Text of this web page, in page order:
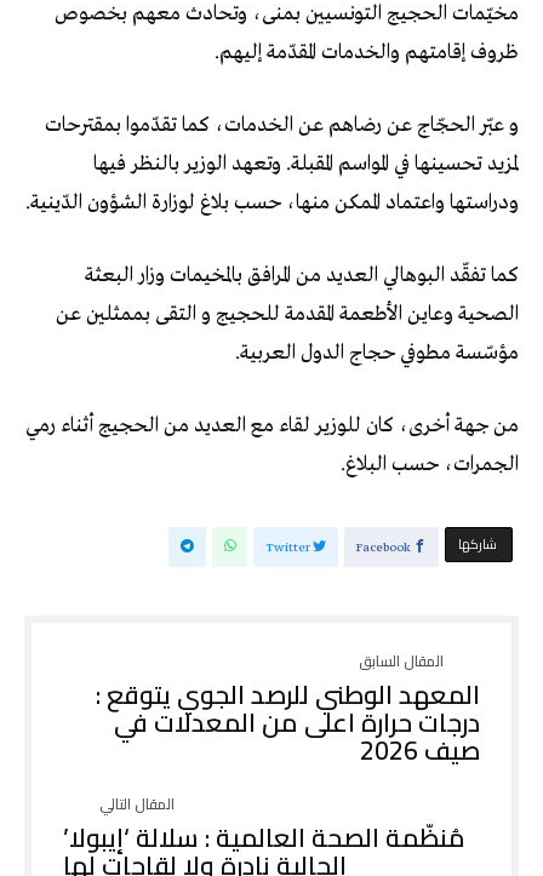
مخيّمات الحجيج التونسيين بمنى، وتحادث معهم بخصوص
ظروف إقامتهم والخدمات المقدّمة إليهم.
و عبّر الحجّاج عن رضاهم عن الخدمات، كما تقدّموا بمقترحات
لمزيد تحسينها في المواسم المقبلة. وتعهد الوزير بالنظر فيها
ودراستها واعتماد الممكن منها، حسب بلاغ لوزارة الشؤون الدّينية.
كما تفقّد البوهالي العديد من المرافق بالمخيمات وزار البعثة
الصحية وعاين الأطعمة المقدمة للحجيج و التقى بممثلين عن
مؤسّسة مطوفي حجاج الدول العربية.
من جهة أخرى، كان للوزير لقاء مع العديد من الحجيج أثناء رمي
الجمرات، حسب البلاغ.
‫‫ شاركها‬ Facebook
Twitter
المعهد الوطني للرصد الجوي يتوقع :
درجات حرارة اعلى من المعدلات في
صيف 2026
مُنظّمة الصحة العالمية : سلالة ‘إيبولا’
الحالية نادرة ولا لقاحات لها